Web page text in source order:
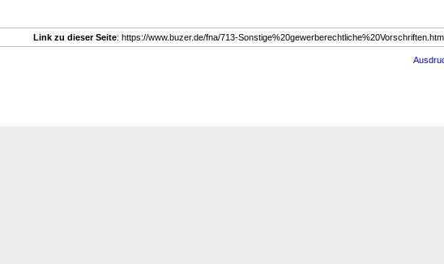
Link zu dieser Seite: https://www.buzer.de/fna/713-